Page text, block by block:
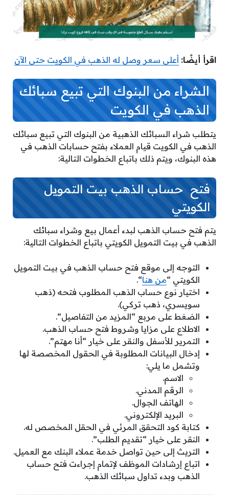
اقرأ أيضًا: أعلى سعر وصل له الذهب في الكويت حتى الآن
الشراء من البنوك التي تبيع سبائك
الذهب في الكويت
يتطلب شراء السبائك الذهبية من البنوك التي تبيع سبائك
الذهب في الكويت قيام العملاء بفتح حسابات الذهب في
هذه البنوك، ويتم ذلك باتباع الخطوات التالية:
فتح حساب الذهب بيت التمويل
الكويتي
يتم فتح حساب الذهب لبدء أعمال بيع وشراء سبائك
الذهب في بيت التمويل الكويتي باتباع الخطوات التالية:
التوجه إلى موقع فتح حساب الذهب في بيت التمويل
الكويتي “من هنا“.
اختيار نوع حساب الذهب المطلوب فتحه (ذهب
سويسري، ذهب تركي).
الضغط على مربع “المزيد من التفاصيل”.
الاطلاع على مزايا وشروط فتح حساب الذهب.
التمرير للأسفل والنقر على خيار “أنا مهتم”.
إدخال البيانات المطلوبة في الحقول المخصصة لها
وتشمل ما يلي:
الاسم.
الرقم المدني.
الهاتف الجوال.
البريد الإلكتروني.
كتابة كود التحقق المرئي في الحقل المخصص له.
النقر على خيار “تقديم الطلب”.
التريث إلى حين تواصل خدمة عملاء البنك مع العميل.
اتباع إرشادات الموظف لإتمام إجراءت فتح حساب
الذهب وبدء تداول سبائك الذهب.